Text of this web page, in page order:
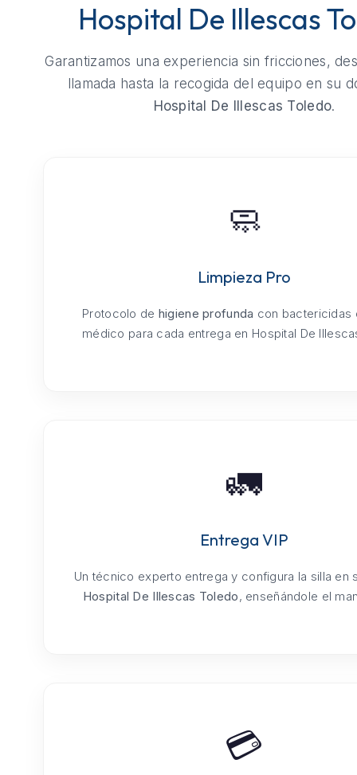
Hospital De Illescas
Garantizamos una experiencia sin fricciones,
llamada hasta la recogida del equipo en su
Hospital De Illescas Toledo.
🧼
Limpieza Pro
Protocolo de higiene profunda con bactericidas
médico para cada entrega en Hospital De
🚛
Entrega VIP
Un técnico experto entrega y configura la silla en
Hospital De Illescas Toledo, enseñándole el
💳